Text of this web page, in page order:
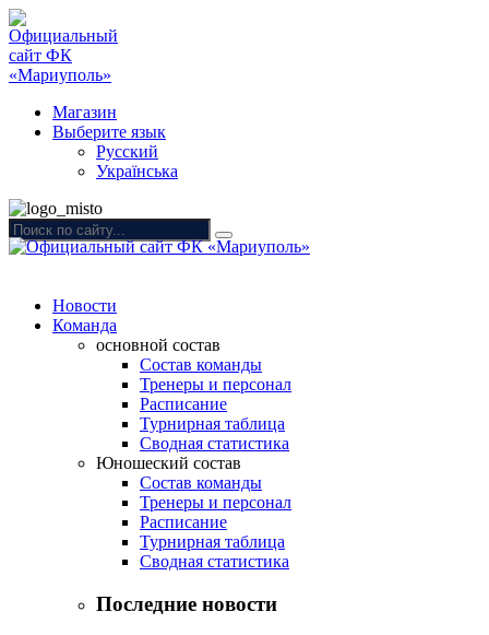
Магазин
Выберите язык
Русский
Українська
Новости
Команда
основной состав
Состав команды
Тренеры и персонал
Расписание
Турнирная таблица
Сводная статистика
Юношеский состав
Состав команды
Тренеры и персонал
Расписание
Турнирная таблица
Сводная статистика
Последние новости